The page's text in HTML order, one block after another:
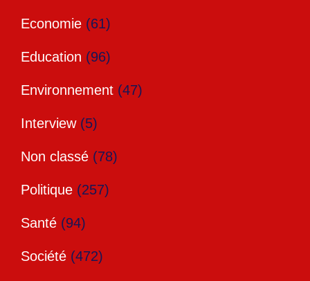
Economie (61)
Education (96)
Environnement (47)
Interview(5)
Non classé (78)
Politique (257)
Santé (94)
Société (472)